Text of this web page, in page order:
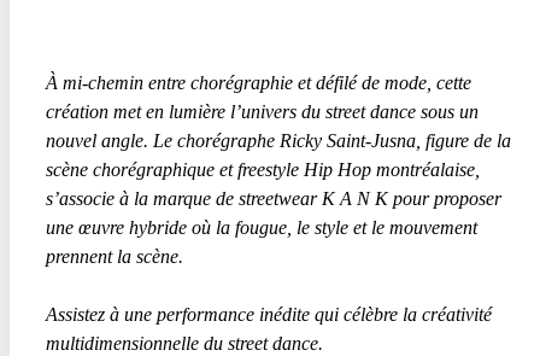
À mi-chemin entre chorégraphie et défilé de mode, cette
création met en lumière l’univers du street dance sous un
nouvel angle. Le chorégraphe Ricky Saint-Jusna, figure de la
scène chorégraphique et freestyle Hip Hop montréalaise,
s’associe à la marque de streetwearK A N K pour proposer
une œuvre hybride où la fougue, le style et le mouvement
prennent la scène.
Assistez à une performance inédite qui célèbre la créativité
multidimensionnelle du street dance.